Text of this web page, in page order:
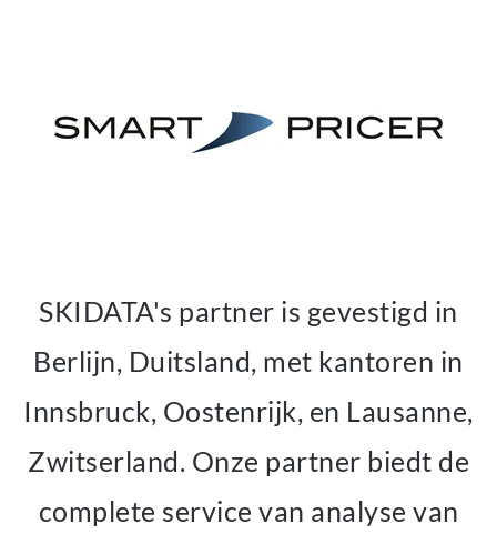
SKIDATA's partner is gevestigd in
Berlijn, Duitsland, met kantoren in
Innsbruck, Oostenrijk, en Lausanne,
Zwitserland. Onze partner biedt de
complete service van analyse van